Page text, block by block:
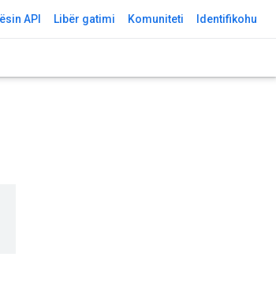
API Libër gatimi Komuniteti Identifikohu